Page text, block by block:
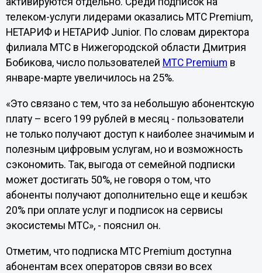
телеком-услуги лидерами оказались МТС Premium,
НЕТАРИФ и НЕТАРИФ Junior. По словам директора
филиала МТС в Нижегородской области Дмитрия
Бобикова, число пользователей МТС Premium в
январе-марте увеличилось на 25%.
«Это связано с тем, что за небольшую абонентскую
плату – всего 199 рублей в месяц - пользователи
не только получают доступ к наиболее значимым и
полезным цифровым услугам, но и возможность
сэкономить. Так, выгода от семейной подписки
может достигать 50%, не говоря о том, что
абоненты получают дополнительно еще и кешбэк
20% при оплате услуг и подписок на сервисы
экосистемы МТС», - пояснил он.
Отметим, что подписка МТС Premium доступна
абонентам всех операторов связи во всех